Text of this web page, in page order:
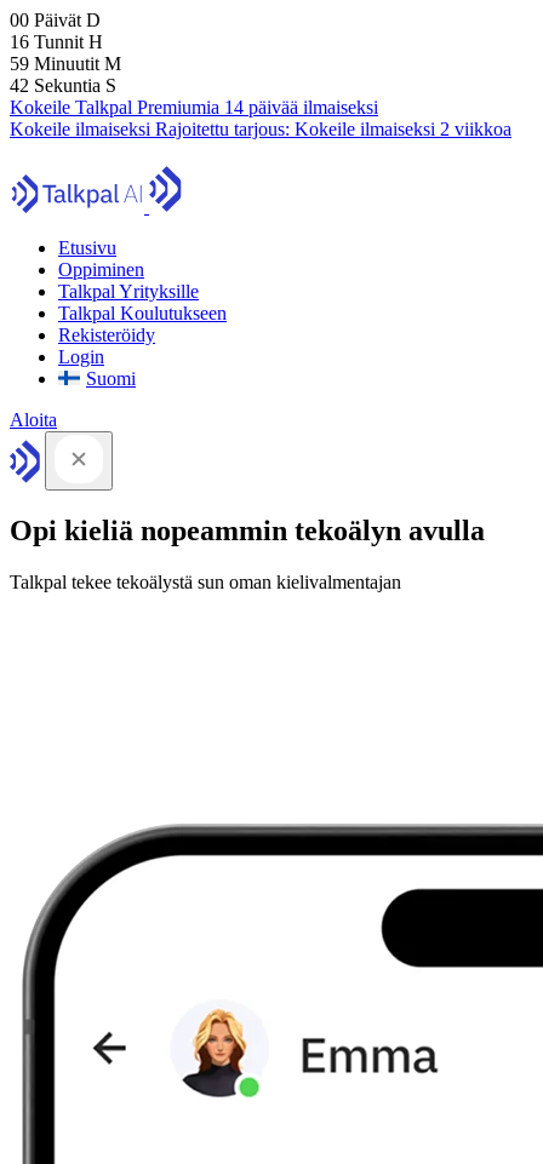
00 Päivät D
16 Tunnit H
59 Minuutit M
42 Sekuntia S
Kokeile Talkpal Premiumia 14 päivää ilmaiseksi
Kokeile ilmaiseksi Rajoitettu tarjous: Kokeile ilmaiseksi 2 viikkoa
Etusivu
Oppiminen
Talkpal Yrityksille
Talkpal Koulutukseen
Rekisteröidy
Login
Suomi
Aloita
Opi kieliä nopeammin tekoälyn avulla
Talkpal tekee tekoälystä sun oman kielivalmentajan